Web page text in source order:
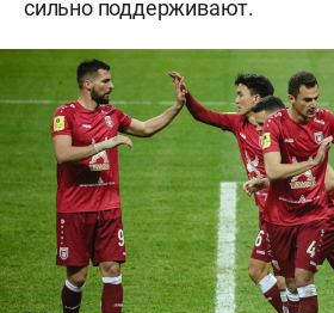
сильно поддерживают.